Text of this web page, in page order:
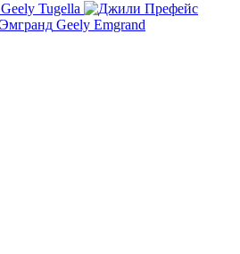
Geely Tugella
Geely Emgrand